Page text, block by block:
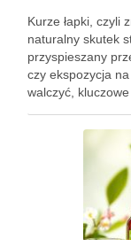
Kurze łapki, czyli
naturalny skutek
przyspieszany
czy ekspozycja
walczyć,